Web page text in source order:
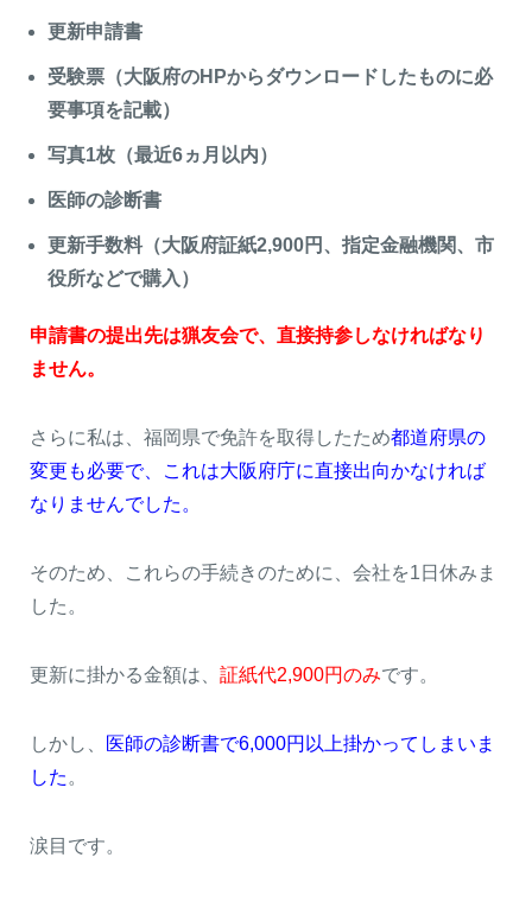
更新申請書
受験票（大阪府のHPからダウンロードしたものに必
要事項を記載）
写真1枚（最近6ヵ月以内）
医師の診断書
更新手数料（大阪府証紙2,900円、指定金融機関、市
役所などで購入）
申請書の提出先は猟友会で、直接持参しなければなり
ません。
さらに私は、福岡県で免許を取得したため都道府県の
変更も必要で、これは大阪府庁に直接出向かなければ
なりませんでした。
そのため、これらの手続きのために、会社を1日休みま
した。
更新に掛かる金額は、 証紙代2,900円のみです。
しかし、
医師の診断書で6,000円以上掛かってしまいま
した 。
涙目です。